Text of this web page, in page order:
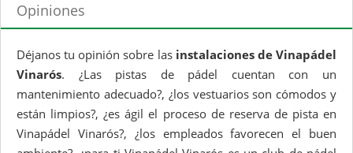
Opiniones
Déjanos tu opinión sobre las instalaciones de Vinapádel
Vinarós. ¿Las pistas de pádel cuentan con un
mantenimiento adecuado?, ¿los vestuarios son cómodos y
están limpios?, ¿es ágil el proceso de reserva de pista en
Vinapádel Vinarós?, ¿los empleados favorecen el buen